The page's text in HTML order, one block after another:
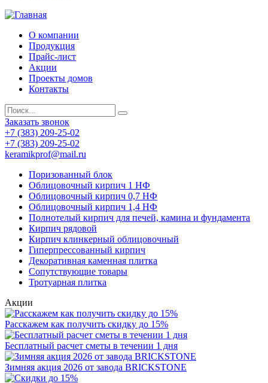
О компании
Продукция
Прайс-лист
Акции
Проекты домов
Контакты
Заказать звонок
+7 (383) 209-25-02
+7 (383) 209-25-02
keramikprof@mail.ru
Поризованный блок
Облицовочный кирпич 1 НФ
Облицовочный кирпич 0,7 НФ
Облицовочный кирпич 1,4 НФ
Полнотелый кирпич для печей, камина и фундамента
Кирпич рядовой
Кирпич клинкерный облицовочный
Гиперпрессованный кирпич
Декоративная каменная плитка
Сопутствующие товары
Тротуарная плитка
Акции
Расскажем как получить скидку до 15%
Бесплатный расчет сметы в течении 1 дня
Зимняя акция 2026 от завода BRICKSTONE